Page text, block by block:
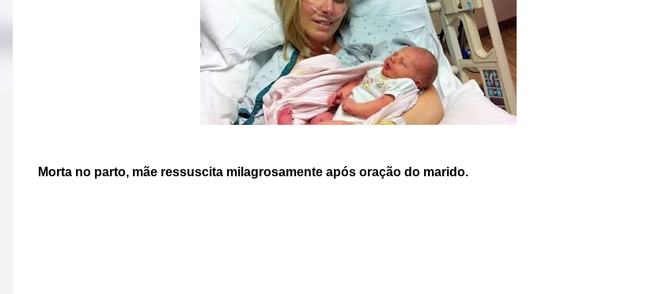
Morta no parto, mãe ressuscita milagrosamente após oração do marido.